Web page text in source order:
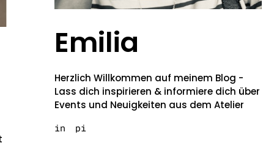
Emilia
Herzlich Willkommen auf meinem Blog -
Lass dich inspirieren & informiere dich über
Events und Neuigkeiten aus dem Atelier
in pi